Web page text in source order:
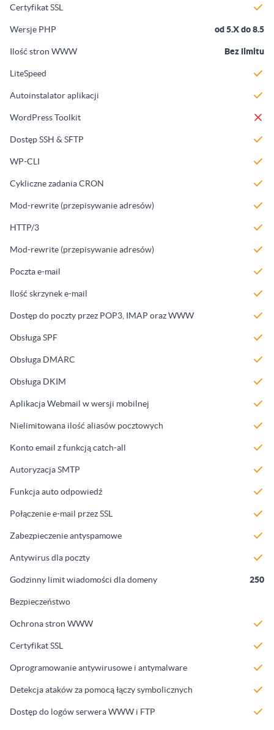
Certyfikat SSL
Wersje PHP od 5.X do 8.5
Ilość stron WWW Bez limitu
LiteSpeed
Autoinstalator aplikacji
WordPress Toolkit
Dostęp SSH & SFTP
WP-CLI
Cykliczne zadania CRON
Mod-rewrite (przepisywanie adresów)
HTTP/3
Mod-rewrite (przepisywanie adresów)
Poczta e-mail
Ilość skrzynek e-mail
Dostęp do poczty przez POP3, IMAP oraz WWW
Obsługa SPF
Obsługa DMARC
Obsługa DKIM
Aplikacja Webmail w wersji mobilnej
Nielimitowana ilość aliasów pocztowych
Konto email z funkcją catch-all
Autoryzacja SMTP
Funkcja auto odpowiedź
Połączenie e-mail przez SSL
Zabezpieczenie antyspamowe
Antywirus dla poczty
Godzinny limit wiadomości dla domeny 250
Bezpieczeństwo
Ochrona stron WWW
Certyfikat SSL
Oprogramowanie antywirusowe i antymalware
Detekcja ataków za pomocą łączy symbolicznych
Dostęp do logów serwera WWW i FTP